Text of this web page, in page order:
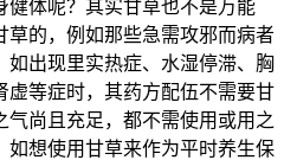
健体呢？其实甘草也不是万能
草的，例如那些急需攻邪而病者
出现里实热症、水湿停滞、胸
虚等症时，其药方配伍不需要甘
尚且充足，都不需使用或用之
如想使用甘草来作为平时养生保